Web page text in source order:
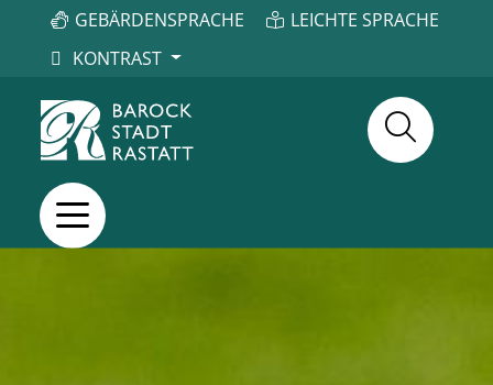
GEBÄRDENSPRACHE
LEICHTE SPRACHE
KONTRAST